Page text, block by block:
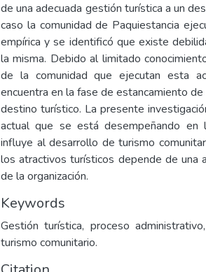
de una adecuada gestión turística a un
caso la comunidad de Paquiestancia
empírica y se identificó que existe
la misma. Debido al limitado
de la comunidad que ejecutan esta
encuentra en la fase de estancamiento
destino turístico. La presente
actual que se está desempeñando en
influye al desarrollo de turismo
los atractivos turísticos depende de una
de la organización.
Keywords
Gestión turística, proceso
turismo comunitario.